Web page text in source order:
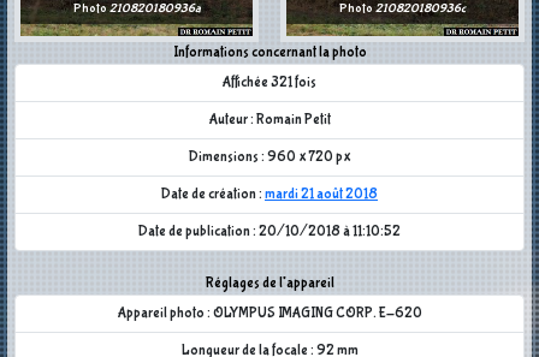
Photo210820180936a
Informations concernant la photo
Affichée 321 fois
Auteur : Romain Petit
Dimensions : 960 x 720 px
Date de création : mardi 21 août 2018
Date de publication : 20/10/2018 à 11:10:52
Réglages de l'appareil
Appareil photo : OLYMPUS IMAGING CORP. E-620
Longueur de la focale : 92 mm
Photo210820180936c